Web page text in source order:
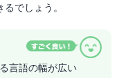
でしょう。
言語の幅が広い